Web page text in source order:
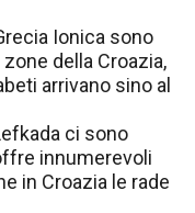
Ionica sono
della Croazia,
arrivano sino al
ci sono
innumerevoli
in Croazia le rade